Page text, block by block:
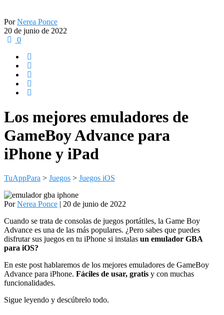
PorNerea Ponce
20 de junio de 2022
0
Los mejores emuladores de
GameBoy Advance para
iPhone y iPad
TuAppPara > Juegos > Juegos iOS
PorNerea Ponce | 20 de junio de 2022
Cuando se trata de consolas de juegos portátiles, la Game Boy
Advance es una de las más populares. ¿Pero sabes que puedes
disfrutar sus juegos en tu iPhone si instalas un emulador GBA
para iOS?
En este post hablaremos de los mejores emuladores de GameBoy
Advance para iPhone. Fáciles de usar, gratis y con muchas
funcionalidades.
Sigue leyendo y descúbrelo todo.